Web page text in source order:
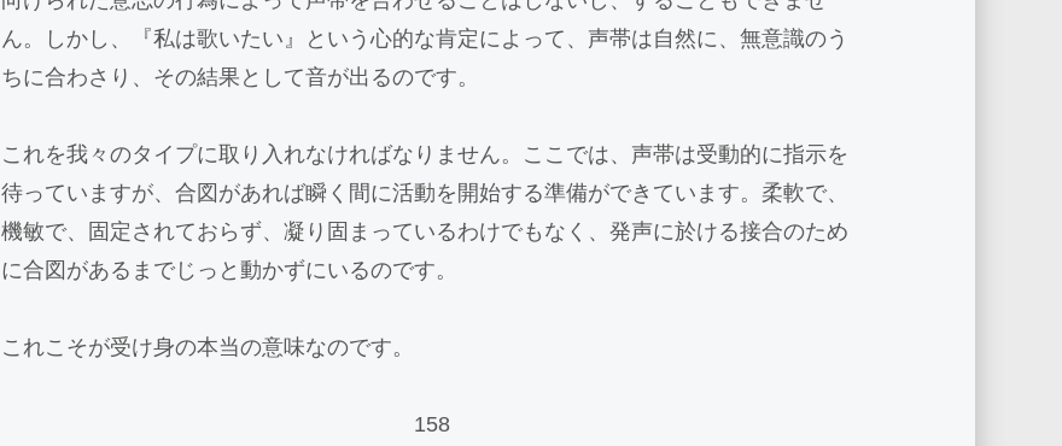
ん。しかし、『私は歌いたい』という心的な肯定によって、声帯は自然に、無意識のう
ちに合わさり、その結果として音が出るのです。
これを我々のタイプに取り入れなければなりません。ここでは、声帯は受動的に指示を
待っていますが、合図があれば瞬く間に活動を開始する準備ができています。柔軟で、
機敏で、固定されておらず、凝り固まっているわけでもなく、発声に於ける接合のため
に合図があるまでじっと動かずにいるのです。
これこそが受け身の本当の意味なのです。
158